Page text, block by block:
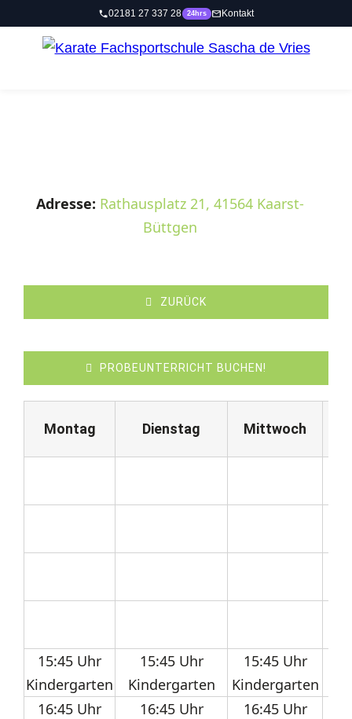
Adresse: Rathausplatz 21, 41564 Kaarst-
Büttgen
ZURÜCK
PROBEUNTERRICHT BUCHEN!
Montag Dienstag Mittwoch
15:45 Uhr
Kindergarten
15:45 Uhr
Kindergarten
15:45 Uhr
Kindergarten
16:45 Uhr
16:45 Uhr
16:45 Uhr